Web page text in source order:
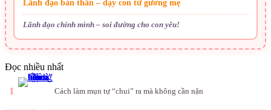
Lãnh đạo bản thân – dạy con từ gương mẹ
Lãnh đạo chính mình – soi đường cho con yêu!
Đọc nhiều nhất
1 Cách làm mụn tự “chui” ra mà không cần nặn